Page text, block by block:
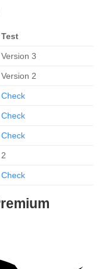
Test
Version 3
Version 2
Check
Check
Check
2
Check